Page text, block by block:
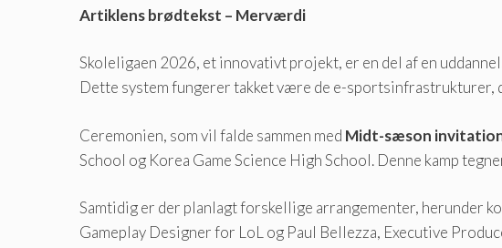
Artiklens brødtekst – Merværdi
Skoleligaen 2026, et innovativt projekt, er en del af en
Dette system fungerer takket være de e-sportsinfrastrukturer,
Ceremonien, som vil falde sammen med Midt-sæson
School og Korea Game Science High School. Denne kamp
Samtidig er der planlagt forskellige arrangementer, herunder
Gameplay Designer for LoL og Paul Bellezza, Executive